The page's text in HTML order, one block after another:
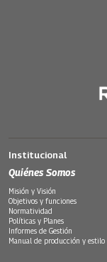
Institucional
Quiénes Somos
Misión y Visión
Objetivos y funciones
Normatividad
Políticas y Planes
Informes de Gestión
Manual de producción y estilo